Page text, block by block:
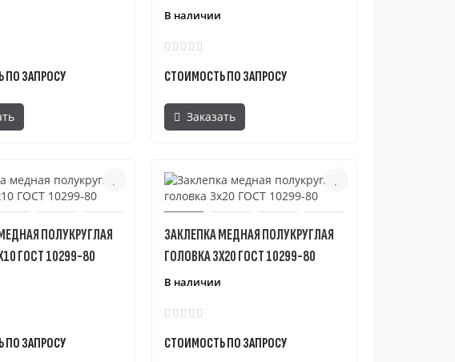
ПО ЗАПРОСУ
В наличии
СТОИМОСТЬ ПО ЗАПРОСУ
Заказать
ПОЛУКРУГЛАЯ
ГОСТ 10299-80
ПО ЗАПРОСУ
ЗАКЛЕПКА МЕДНАЯ ПОЛУКРУГЛАЯ
ГОЛОВКА 3X20 ГОСТ 10299-80
В наличии
СТОИМОСТЬ ПО ЗАПРОСУ